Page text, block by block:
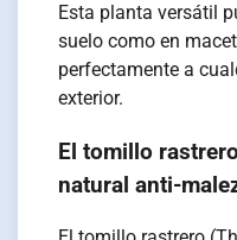
Esta planta versátil
suelo como en
perfectamente a
exterior.
El tomillo
natural anti-